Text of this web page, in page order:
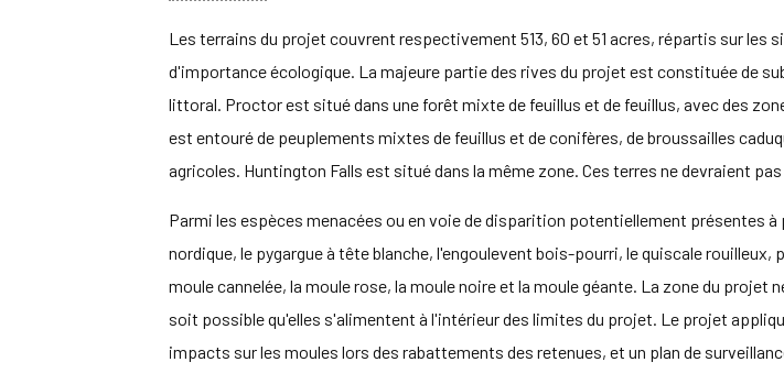
Les terrains du projet couvrent respectivement 513, 60 et 51 acres, répartis sur les
d'importance écologique. La majeure partie des rives du projet est constituée de
littoral. Proctor est situé dans une forêt mixte de feuillus et de feuillus, avec des
est entouré de peuplements mixtes de feuillus et de conifères, de broussailles
agricoles. Huntington Falls est situé dans la même zone. Ces terres ne devraient
Parmi les espèces menacées ou en voie de disparition potentiellement présentes
nordique, le pygargue à tête blanche, l'engoulevent bois-pourri, le quiscale
moule cannelée, la moule rose, la moule noire et la moule géante. La zone du
soit possible qu'elles s'alimentent à l'intérieur des limites du projet. Le projet
impacts sur les moules lors des rabattements des retenues, et un plan de